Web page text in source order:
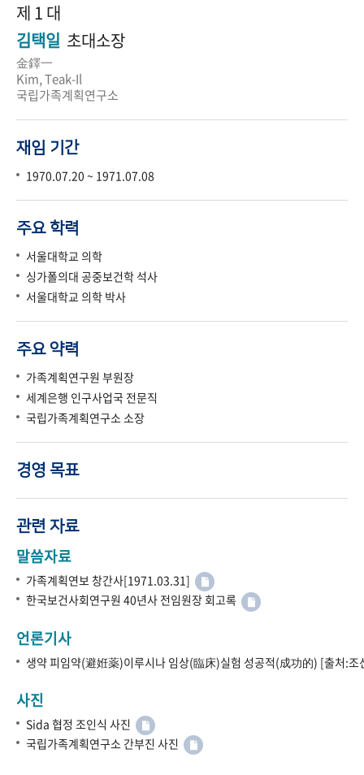
제 1 대
김택일 초대소장
金鐸一
Kim, Teak-Il
국립가족계획연구소
재임 기간
1970.07.20 ~ 1971.07.08
주요 학력
서울대학교 의학
싱가폴의대 공중보건학 석사
서울대학교 의학 박사
주요 약력
가족계획연구원 부원장
세계은행 인구사업국 전문직
국립가족계획연구소 소장
경영 목표
관련 자료
말씀자료
가족계획연보 창간사[1971.03.31]
한국보건사회연구원 40년사 전임원장 회고록
언론기사
생약 피임약(避姙薬)이루시나 임상(臨床)실험 성공적(成功的) [출처:
사진
Sida 협정 조인식 사진
국립가족계획연구소 간부진 사진